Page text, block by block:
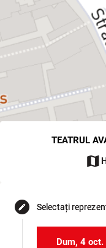
TEATRUL
map
edit Selectați
Dum, 4 oct.